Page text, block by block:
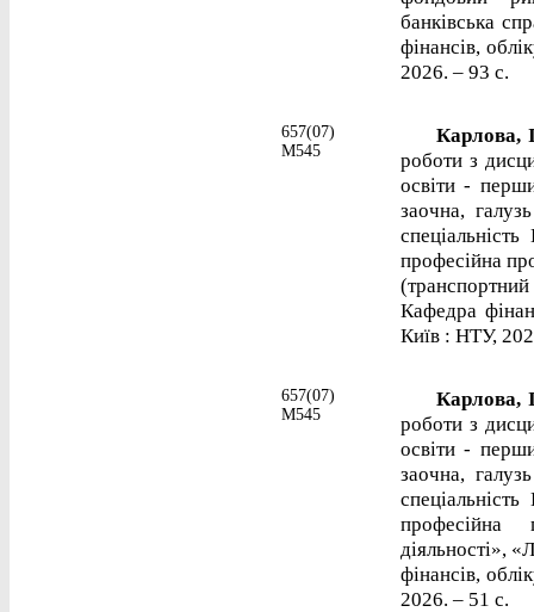
банківська
фінансів,
2026. – 93 с.
657(07)
М545
Карлова,
роботи з
освіти -
заочна,
професійна
Кафедра
Київ : НТУ,
657(07)
М545
Карлова,
роботи з
освіти -
заочна,
професійна
діяльності»,
фінансів,
2026. – 51 с.